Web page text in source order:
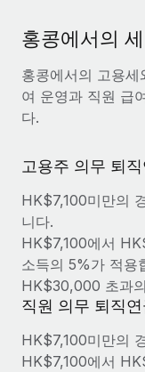
서비스
전문가 상담
글로벌 인사 및 규
채용 후보자 심사
Compliance
규정 준수 관련 위
기기 관리
전 세계 IT 장비 제
법인 설립을 빠르
통합 및 AI 자동
인사이트 센터
모든 리소스 보기
블로그
글로벌 급여
EOR 및 PEO
세금
홍콩에서의
홍콩에서의 고용
여 운영과 직원 급
다.
고용주 의무 퇴
HK$7,100미만의
니다.
HK$7,100에서
소득의 5%가 적용
HK$30,000 초과
직원 의무 퇴직
HK$7,100미만의
HK$7,100에서